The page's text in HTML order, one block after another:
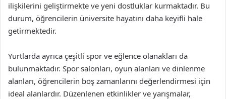
ilişkilerini geliştirmekte ve yeni dostluklar kurmaktadır. Bu
durum, öğrencilerin üniversite hayatını daha keyifli hale
getirmektedir.
Yurtlarda ayrıca çeşitli spor ve eğlence olanakları da
bulunmaktadır. Spor salonları, oyun alanları ve dinlenme
alanları, öğrencilerin boş zamanlarını değerlendirmesi için
ideal alanlardır. Düzenlenen etkinlikler ve yarışmalar,